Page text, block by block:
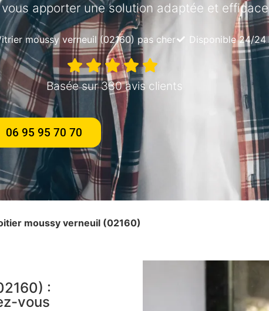
vous apporter une solution adaptée et
moussy verneuil (02160) pas cher Disponible 24/24
Basée sur 330 avis clients
06 95 95 70 70
moussy verneuil (02160)
:
vous